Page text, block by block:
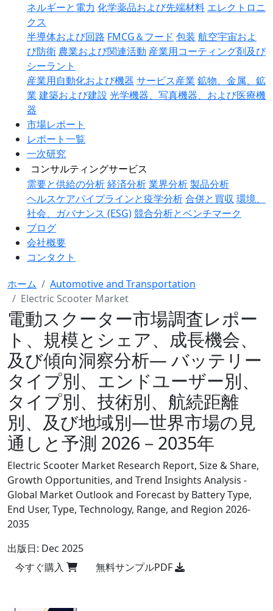
ネルギーと電力 化学薬品および先端材料 エレクトロニ
クス
半導体および回路 FMCG＆フード 包装 航空宇宙およ
び防衛 農業および関連活動 産業用コーティング剤及び
シーラント
産業用自動化および機器 サービス産業 鉱物、金属、鉱
業 建築および建設 光学機器、写真機器、および医療機
器
市場レポート
レポート一覧
一次研究
コンサルティングサービス
需要と供給の分析経済分析業界分析製品分析
ヘルスケアパイプラインと疫学分析合併と買収 環境、
社会、ガバナンス (ESG)競合分析とベンチマーク
ブログ
会社概要
コンタクト
ホーム
Automotive and Transportation
Electric Scooter Market
電動スクーター市場調査レポー
ト、規模とシェア、成長機会、
及び傾向洞察分析― バッテリー
タイプ別、エンドユーザー別、
タイプ別、技術別、航続距離
別、及び地域別―世界市場の見
通しと予測 2026－2035年
Electric Scooter Market Research Report, Size & Share,
Growth Opportunities, and Trend Insights Analysis -
Global Market Outlook and Forecast by Battery Type,
End User, Type, Technology, Range, and Region 2026-
2035
出版日: Dec 2025
今すぐ購入
無料サンプルPDF